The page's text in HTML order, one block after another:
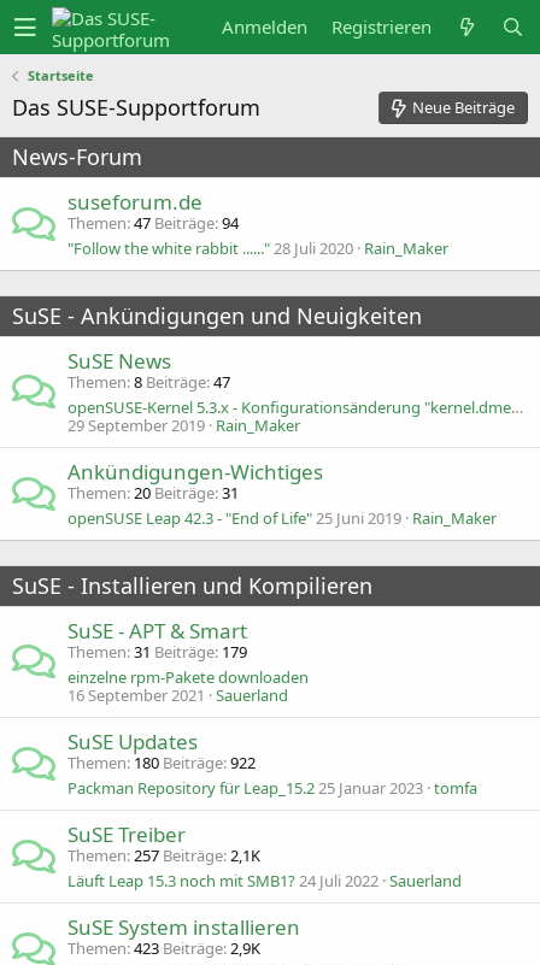
Anmelden Registrieren
Startseite
Das SUSE-Supportforum Neue Beiträge
News-Forum
suseforum.de
Themen 47 Beiträge 94
"Follow the white rabbit ......"28 Juli 2020 Rain_Maker
SuSE - Ankündigungen und Neuigkeiten
SuSE News
Themen 8 Beiträge 47
openSUSE-Kernel 5.3.x - Konfigurationsänderung "kernel.dmesg_restrict"
29 September 2019 Rain_Maker
Ankündigungen-Wichtiges
Themen 20 Beiträge 31
openSUSE Leap 42.3 - "End of Life"25 Juni 2019 Rain_Maker
SuSE - Installieren und Kompilieren
SuSE - APT & Smart
Themen 31 Beiträge 179
einzelne rpm-Pakete downloaden
16 September 2021
Sauerland
SuSE Updates
Themen 180 Beiträge 922
Packman Repository für Leap_15.225 Januar 2023 tomfa
SuSE Treiber
Themen 257 Beiträge 2,1K
Läuft Leap 15.3 noch mit SMB1?24 Juli 2022 Sauerland
SuSE System installieren
Themen 423 Beiträge 2,9K